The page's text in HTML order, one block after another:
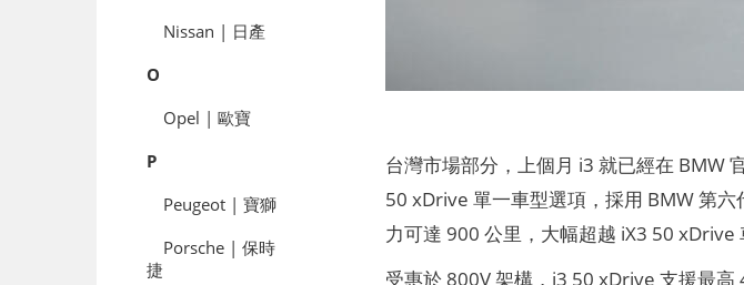
Nissan | 日產
O
Opel | 歐寶
P
Peugeot | 寶獅
Porsche | 保時
捷
台灣市場部分，上個月 i3 就已經在 BMW
50 xDrive 單一車型選項，採用 BMW 第
力可達 900 公里，大幅超越 iX3 50 xDrive
受惠於 800V 架構，i3 50 xDrive 支援最